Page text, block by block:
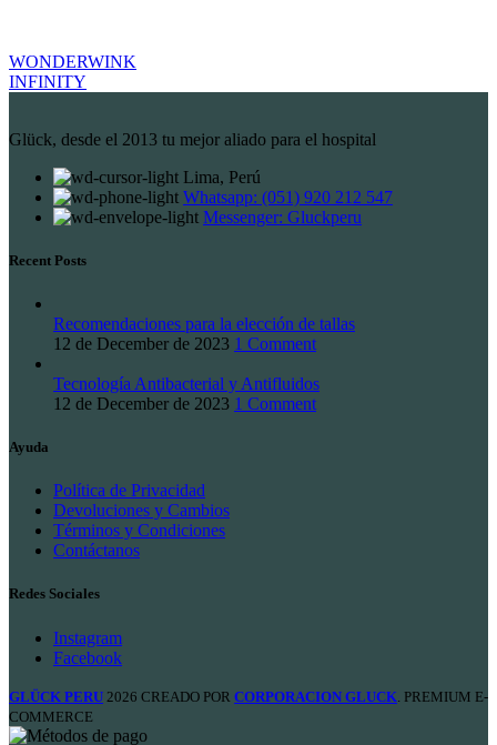
WONDERWINK
INFINITY
Glück, desde el 2013 tu mejor aliado para el hospital
Lima, Perú
Whatsapp: (051) 920 212 547
Messenger: Gluckperu
Recent Posts
Recomendaciones para la elección de tallas
12 de December de 2023 1 Comment
Tecnología Antibacterial y Antifluidos
12 de December de 2023 1 Comment
Ayuda
Política de Privacidad
Devoluciones y Cambios
Términos y Condiciones
Contáctanos
Redes Sociales
Instagram
Facebook
GLÜCK PERU 2026 CREADO POR CORPORACION GLUCK . PREMIUM E-
COMMERCE